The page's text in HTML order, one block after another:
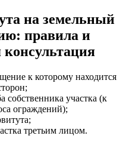
на земельный
правила и
к которому находится
собственника участка (к
ограждений);
третьим лицом.